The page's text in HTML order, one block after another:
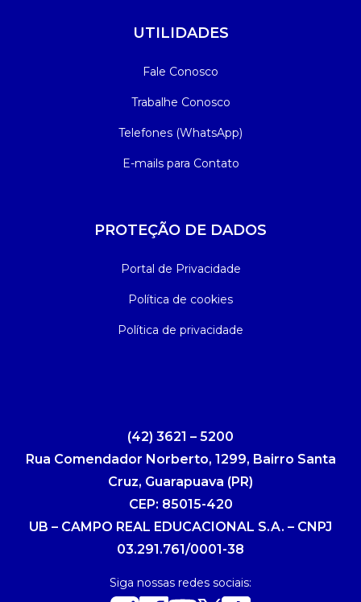
UTILIDADES
Fale Conosco
Trabalhe Conosco
Telefones (WhatsApp)
E-mails para Contato
PROTEÇÃO DE DADOS
Portal de Privacidade
Política de cookies
Política de privacidade
(42) 3621 – 5200
Rua Comendador Norberto, 1299, Bairro Santa
Cruz, Guarapuava (PR)
CEP: 85015-420
UB – CAMPO REAL EDUCACIONAL S.A. – CNPJ
03.291.761/0001-38
Siga nossas redes sociais: